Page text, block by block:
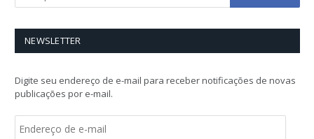
NEWSLETTER
Digite seu endereço de e-mail para receber notificações de novas
publicações por e-mail.